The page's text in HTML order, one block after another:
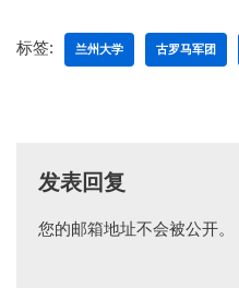
标签: 兰州大学 古罗马军团
发表回复
您的邮箱地址不会被公开。